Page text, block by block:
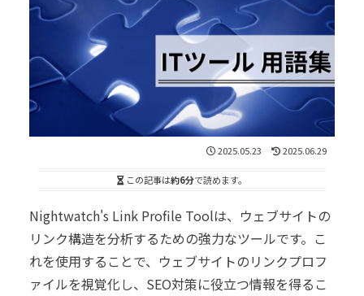
2025.05.23 2025.06.29
この記事は約6分で読めます。
Nightwatch's Link Profile Toolは、ウェブサイトの
リンク構造を分析するための強力なツールです。こ
れを使用することで、ウェブサイトのリンクプロフ
ァイルを視覚化し、SEO対策に役立つ情報を得るこ